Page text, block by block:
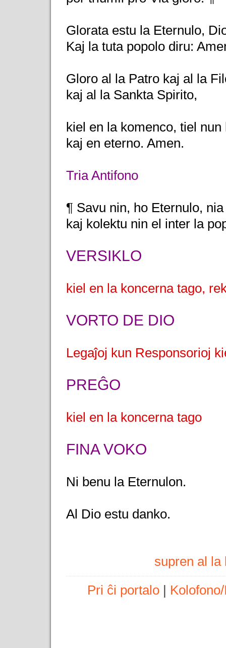
Glorata estu la Eternulo,
Kaj la tuta popolo diru:
Gloro al la Patro kaj al la
kaj al la Sankta Spirito,
kiel en la komenco, tiel
kaj en eterno. Amen.
Tria Antifono
¶ Savu nin, ho Eternulo,
kaj kolektu nin el inter la
VERSIKLO
kiel en la koncerna tago,
VORTO DE DIO
Legaĵoj kun Responsorioj
PREĜO
kiel en la koncerna tago
FINA VOKO
Ni benu la Eternulon.
Al Dio estu danko.
supren al la
Pri ĉi portalo|